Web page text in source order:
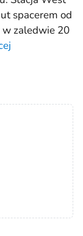
spacerem od
w zaledwie 20